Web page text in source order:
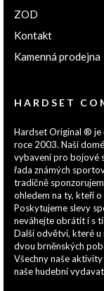
ZOD
Kontakt
Kamenná prodejna
HARDSET
Hardset Original ® je
roce 2003. Naší
vybavení pro bojové
řada známých
tradičně
ohledem na ty, kteří o
Poskytujeme slevy
neváhejte obrátit i s
Další odvětví, které u
dvou brněnských
Všechny naše
naše hudební